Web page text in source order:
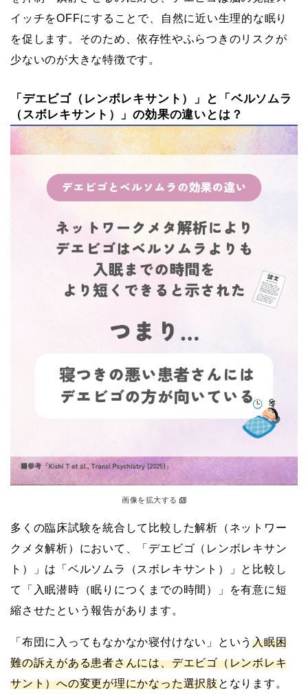
イッチをOFFにすることで、自然に近い生理的な眠り
を促します。そのため、依存性やふらつきのリスクが
少ないのが大きな特徴です。
「デエビゴ（レンボレキサント）」と「ベルソムラ
（スボレキサント）」の効果の違いとは？
画像を拡大する
多くの臨床試験を統合して比較した解析（ネットワー
クメタ解析）において、「デエビゴ（レンボレキサン
ト）」は「ベルソムラ（スボレキサント）」と比較し
て「入眠潜時（眠りにつくまでの時間）」を有意に短
縮させたという報告があります。
「布団に入ってもなかなか寝付けない」という入眠困
難の訴えがある患者さんには、デエビゴ（レンボレキ
サント）への変更が理にかなった選択肢となります。